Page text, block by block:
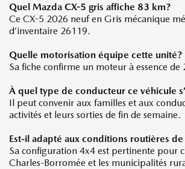
Quel Mazda CX-5 gris affiche 83 km?
Ce CX-5 2026 neuf en Gris mécanique
d’inventaire 26119.
Quelle motorisation équipe cette unité?
Sa fiche confirme un moteur à essence
À quel type de conducteur ce véhicule
Il peut convenir aux familles et aux
activités et leurs sorties de fin de semaine.
Est-il adapté aux conditions routières de
Sa configuration 4x4 est pertinente pour
Charles-Borromée et les municipalités